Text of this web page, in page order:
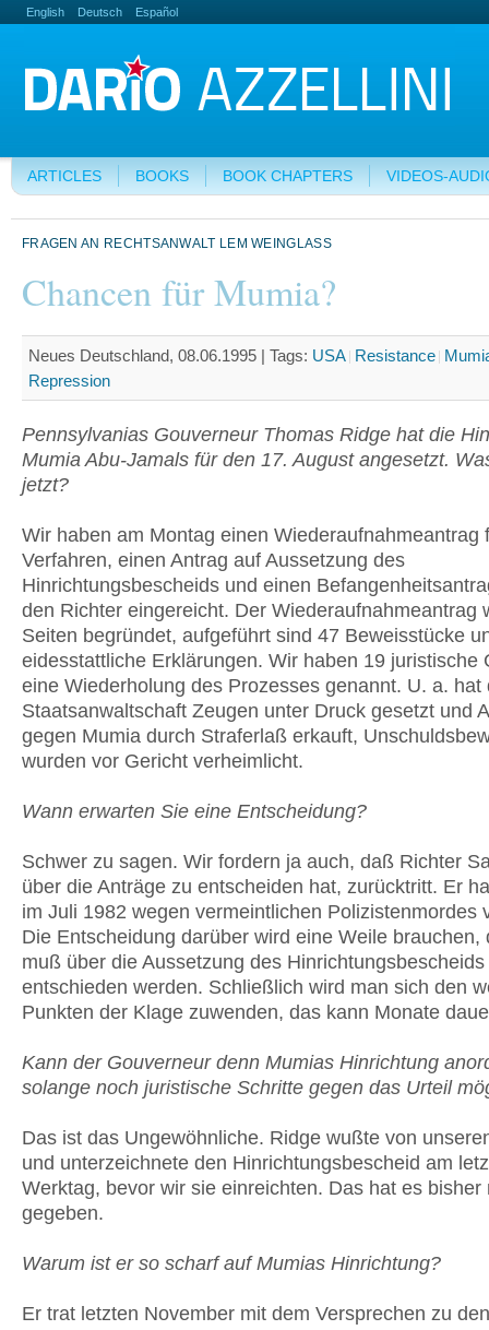
English Deutsch Español
ARTICLES BOOKS BOOK CHAPTERS VIDEOS-
FRAGEN AN RECHTSANWALT LEM WEINGLASS
Chancen für Mumia?
Neues Deutschland, 08.06.1995 | Tags: USA Resistance
Repression
Pennsylvanias Gouverneur Thomas Ridge hat die
Mumia Abu-Jamals für den 17. August angesetzt.
jetzt?
Wir haben am Montag einen Wiederaufnahmeantrag
Verfahren, einen Antrag auf Aussetzung des
Hinrichtungsbescheids und einen
den Richter eingereicht. Der Wiederaufnahmeantrag
Seiten begründet, aufgeführt sind 47 Beweisstücke
eidesstattliche Erklärungen. Wir haben 19 juristische
eine Wiederholung des Prozesses genannt. U. a. hat
Staatsanwaltschaft Zeugen unter Druck gesetzt und
gegen Mumia durch Straferlaß erkauft,
wurden vor Gericht verheimlicht.
Wann erwarten Sie eine Entscheidung?
Schwer zu sagen. Wir fordern ja auch, daß Richter
über die Anträge zu entscheiden hat, zurücktritt. Er
im Juli 1982 wegen vermeintlichen Polizistenmordes
Die Entscheidung darüber wird eine Weile brauchen,
muß über die Aussetzung des Hinrichtungsbescheids
entschieden werden. Schließlich wird man sich den
Punkten der Klage zuwenden, das kann Monate
Kann der Gouverneur denn Mumias Hinrichtung
solange noch juristische Schritte gegen das Urteil
Das ist das Ungewöhnliche. Ridge wußte von
und unterzeichnete den Hinrichtungsbescheid am
Werktag, bevor wir sie einreichten. Das hat es bisher
gegeben.
Warum ist er so scharf auf Mumias Hinrichtung?
Er trat letzten November mit dem Versprechen zu den